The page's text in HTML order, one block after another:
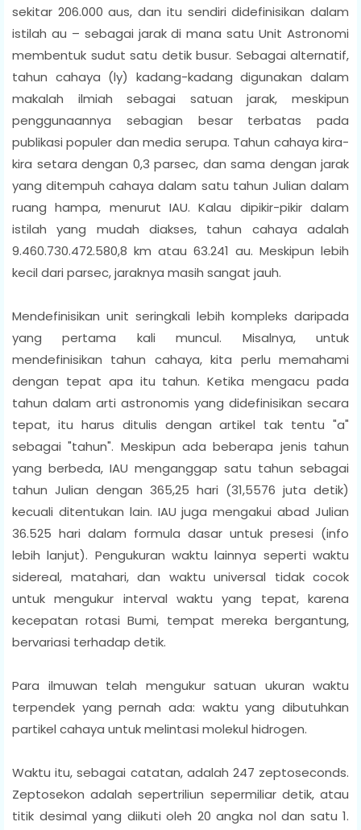
sekitar 206.000 aus, dan itu sendiri didefinisikan dalam
istilah au – sebagai jarak di mana satu Unit Astronomi
membentuk sudut satu detik busur. Sebagai alternatif,
tahun cahaya (ly) kadang-kadang digunakan dalam
makalah ilmiah sebagai satuan jarak, meskipun
penggunaannya sebagian besar terbatas pada
publikasi populer dan media serupa. Tahun cahaya kira-
kira setara dengan 0,3 parsec, dan sama dengan jarak
yang ditempuh cahaya dalam satu tahun Julian dalam
ruang hampa, menurut IAU. Kalau dipikir-pikir dalam
istilah yang mudah diakses, tahun cahaya adalah
9.460.730.472.580,8 km atau 63.241 au. Meskipun lebih
kecil dari parsec, jaraknya masih sangat jauh.
Mendefinisikan unit seringkali lebih kompleks daripada
yang pertama kali muncul. Misalnya, untuk
mendefinisikan tahun cahaya, kita perlu memahami
dengan tepat apa itu tahun. Ketika mengacu pada
tahun dalam arti astronomis yang didefinisikan secara
tepat, itu harus ditulis dengan artikel tak tentu "a"
sebagai "tahun". Meskipun ada beberapa jenis tahun
yang berbeda, IAU menganggap satu tahun sebagai
tahun Julian dengan 365,25 hari (31,5576 juta detik)
kecuali ditentukan lain. IAU juga mengakui abad Julian
36.525 hari dalam formula dasar untuk presesi (info
lebih lanjut). Pengukuran waktu lainnya seperti waktu
sidereal, matahari, dan waktu universal tidak cocok
untuk mengukur interval waktu yang tepat, karena
kecepatan rotasi Bumi, tempat mereka bergantung,
bervariasi terhadap detik.
Para ilmuwan telah mengukur satuan ukuran waktu
terpendek yang pernah ada: waktu yang dibutuhkan
partikel cahaya untuk melintasi molekul hidrogen.
Waktu itu, sebagai catatan, adalah 247 zeptoseconds.
Zeptosekon adalah sepertriliun sepermiliar detik, atau
titik desimal yang diikuti oleh 20 angka nol dan satu 1.